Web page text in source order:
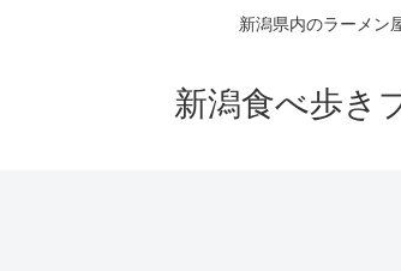
新潟県内のラーメン
新潟食べ歩き